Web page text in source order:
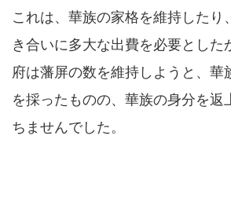
これは、華族の家格を維持したり
き合いに多大な出費を必要とした
府は藩屏の数を維持しようと、華
を採ったものの、華族の身分を返
ちませんでした。